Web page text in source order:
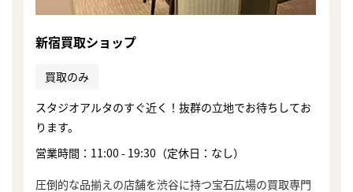
新宿買取ショップ
買取のみ
スタジオアルタのすぐ近く！抜群の立地でお待ちしてお
ります。
営業時間：11:00 - 19:30（定休日：なし）
圧倒的な品揃えの店舗を渋谷に持つ宝石広場の買取専門
まずは